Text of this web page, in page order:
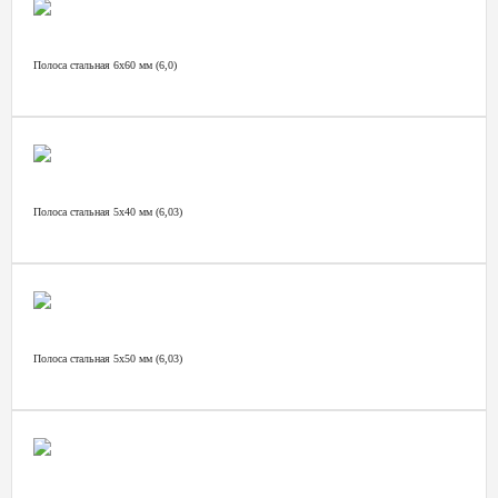
Полоса стальная 6х60 мм (6,0)
Полоса стальная 5х40 мм (6,03)
Полоса стальная 5х50 мм (6,03)